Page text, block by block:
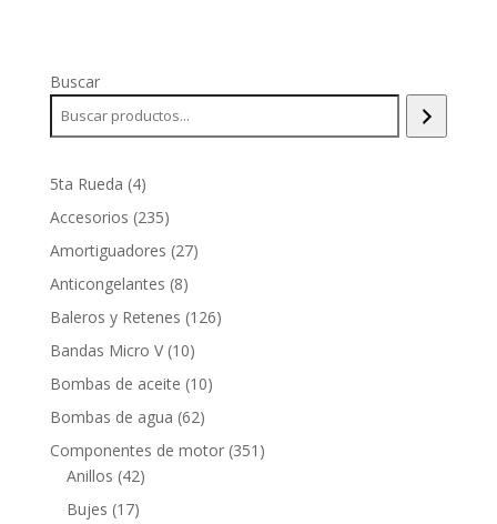
Buscar
5ta Rueda 44
productos
Accesorios 235235
productos
Amortiguadores 2727
Anticongelantes 88
productos
Baleros y Retenes 126126
Bandas Micro V 1010
productos
Bombas de aceite 1010
Bombas de agua 6262
productos
Componentes de motor 351 351
Anillos 4242
Bujes 1717